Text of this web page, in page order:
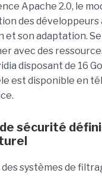
Apache 2.0, le
des
son adaptation.
avec des
disposant de 16
est disponible en
sécurité
systèmes de